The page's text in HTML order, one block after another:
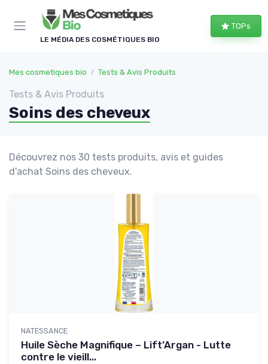
LE MÉDIA DES COSMÉTIQUES BIO
TOPs
Mes cosmetiques bio Tests & Avis Produits
Tests & Avis Produits
Soins des cheveux
Découvrez nos 30 tests produits, avis et guides
d'achat Soins des cheveux.
NATESSANCE
Huile Sèche Magnifique – Lift’Argan - Lutte
contre le vieill...
Panneau de gestion des cookies